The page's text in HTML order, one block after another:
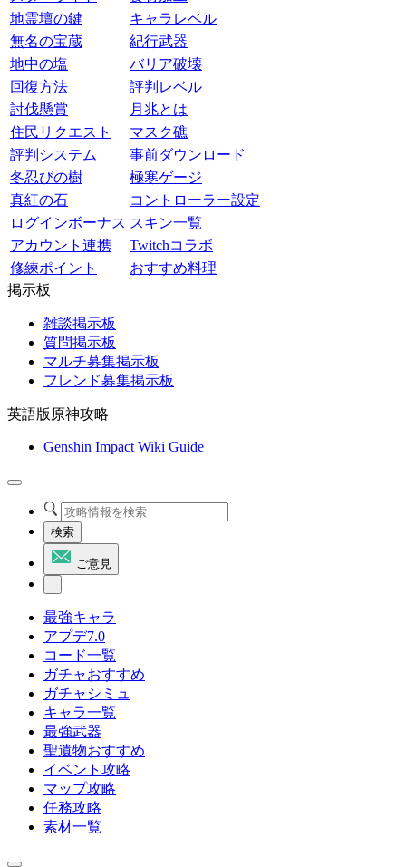
地霊壇の鍵
キャラレベル
無名の宝蔵
紀行武器
地中の塩
バリア破壊
回復方法
評判レベル
討伐懸賞
月兆とは
住民リクエスト
マスク礁
評判システム
事前ダウンロード
冬忍びの樹
極寒ゲージ
真紅の石
コントローラー設定
ログインボーナス スキン一覧
アカウント連携
Twitchコラボ
修練ポイント
おすすめ料理
掲示板
雑談掲示板
質問掲示板
マルチ募集掲示板
フレンド募集掲示板
英語版原神攻略
Genshin Impact Wiki Guide
検索
ご意見
最強キャラ
アプデ7.0
コード一覧
ガチャおすすめ
ガチャシミュ
キャラ一覧
最強武器
聖遺物おすすめ
イベント攻略
マップ攻略
任務攻略
素材一覧